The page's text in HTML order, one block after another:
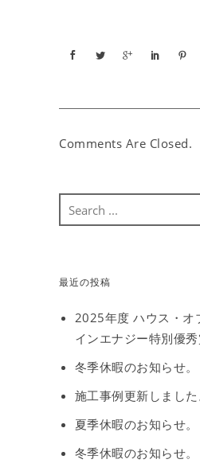
Comments Are Closed.
最近の投稿
2025年度 ハウス・オ
インエナジー特別優
冬季休暇のお知らせ。
施工事例更新しました
夏季休暇のお知らせ。
冬季休暇のお知らせ。